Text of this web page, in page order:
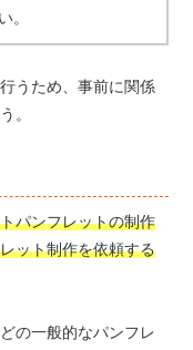
。
うため、事前に関係
。
パンフレットの制作
ット制作を依頼する
の一般的なパンフレ